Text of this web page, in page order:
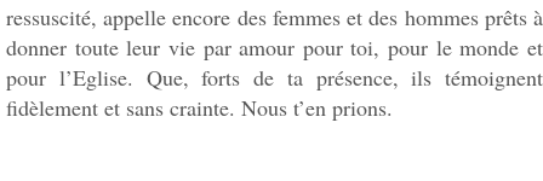
ressuscité, appelle encore des femmes et des hommes prêts à
donner toute leur vie par amour pour toi, pour le monde et
pour l’Eglise. Que, forts de ta présence, ils témoignent
fidèlement et sans crainte. Nous t’en prions.